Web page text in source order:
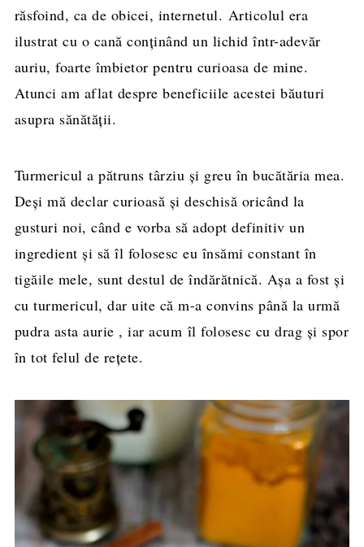
răsfoind, ca de obicei, internetul. Articolul era
ilustrat cu o cană conţinând un lichid într-adevăr
auriu, foarte îmbietor pentru curioasa de mine.
Atunci am aflat despre beneficiile acestei băuturi
asupra sănătăţii.
Turmericul a pătruns târziu şi greu în bucătăria mea.
Deşi mă declar curioasă şi deschisă oricând la
gusturi noi, când e vorba să adopt definitiv un
ingredient şi să îl folosesc eu însămi constant în
tigăile mele, sunt destul de îndărătnică. Aşa a fost şi
cu turmericul, dar uite că m-a convins până la urmă
pudra asta aurie , iar acum îl folosesc cu drag şi spor
în tot felul de reţete.